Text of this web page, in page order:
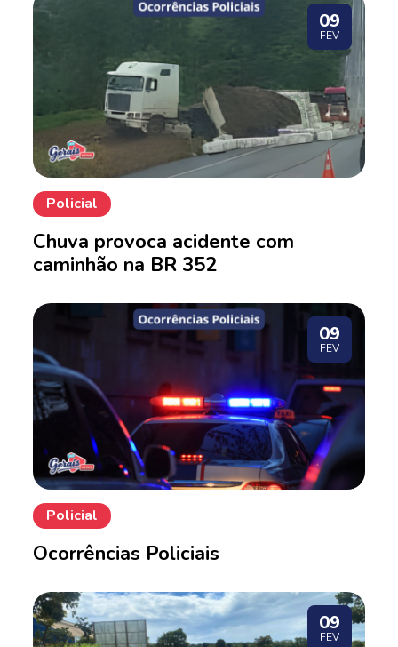
09
FEV
Policial
Chuva provoca acidente com
caminhão na BR 352
09
FEV
Policial
Ocorrências Policiais
09
FEV